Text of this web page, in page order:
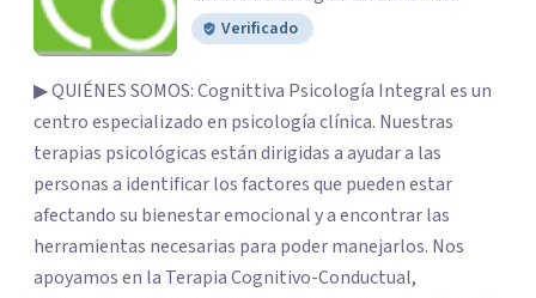
Verificado
▶ QUIÉNES SOMOS: Cognittiva Psicología Integral es un
centro especializado en psicología clínica. Nuestras
terapias psicológicas están dirigidas a ayudar a las
personas a identificar los factores que pueden estar
afectando su bienestar emocional y a encontrar las
herramientas necesarias para poder manejarlos. Nos
apoyamos en la Terapia Cognitivo-Conductual,